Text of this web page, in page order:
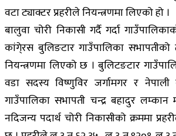
वटा ट्याक्टर प्रहरीले नियन्त्रणमा लिएको हो ।
बालुवा चोरी निकासी गर्दै गर्दा
कांगे्रस बुलिङटार गाउँपालिका सभापतीको
नियन्त्रणमा लिएको छ । बुलिटङटार
वडा सदस्य विष्णुविर जर्गामगर र
गाउँपालिका सभापती चन्द्र बहादुर
नदिजन्य पदार्थ चोरी निकासीको क्रममा